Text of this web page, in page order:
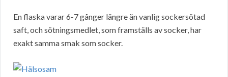
En flaska varar 6-7 gånger längre än vanlig sockersötad
saft, och sötningsmedlet, som framställs av socker, har
exakt samma smak som socker.